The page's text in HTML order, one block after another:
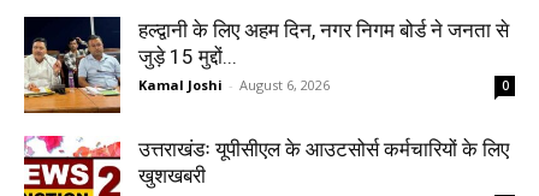
हल्द्वानी के लिए अहम दिन, नगर निगम बोर्ड ने जनता से
जुड़े 15 मुद्दों...
Kamal Joshi - August 6, 2026 0
उत्तराखंडः यूपीसीएल के आउटसोर्स कर्मचारियों के लिए
खुशखबरी